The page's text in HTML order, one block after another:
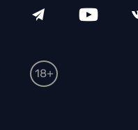
18+